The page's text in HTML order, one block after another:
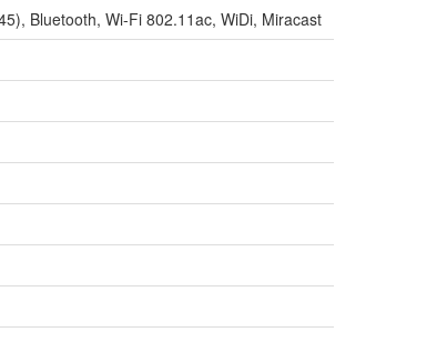
Bluetooth, Wi-Fi 802.11ac, WiDi, Miracast